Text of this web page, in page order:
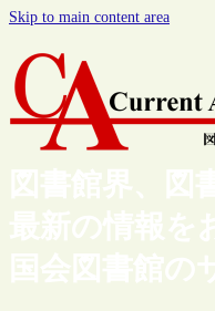
Skip to main content area
図書館界、図
最新の情報を
国会図書館の